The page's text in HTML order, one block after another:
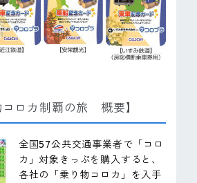
コロカ制覇の旅 概要】
全国57公共交通事業者で「コロ
カ」対象きっぷを購入すると、
各社の「乗り物コロカ」を入手